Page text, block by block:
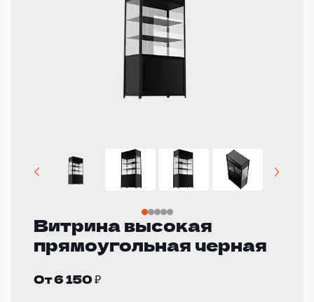
Витрина высокая
прямоугольная черная
От 6 150 ₽